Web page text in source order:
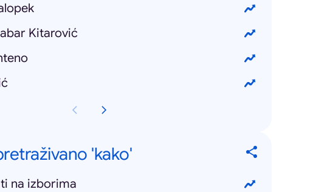
Kitarović
'kako'
na izborima